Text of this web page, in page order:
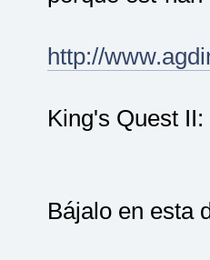
http://
King's Quest
Bájalo en esta